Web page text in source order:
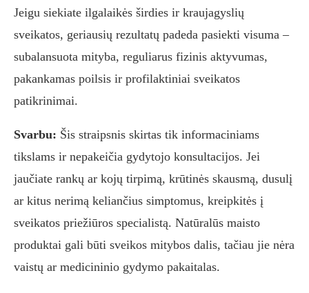
Jeigu siekiate ilgalaikės širdies ir kraujagyslių
sveikatos, geriausių rezultatų padeda pasiekti visuma –
subalansuota mityba, reguliarus fizinis aktyvumas,
pakankamas poilsis ir profilaktiniai sveikatos
patikrinimai.
Svarbu: Šis straipsnis skirtas tik informaciniams
tikslams ir nepakeičia gydytojo konsultacijos. Jei
jaučiate rankų ar kojų tirpimą, krūtinės skausmą, dusulį
ar kitus nerimą keliančius simptomus, kreipkitės į
sveikatos priežiūros specialistą. Natūralūs maisto
produktai gali būti sveikos mitybos dalis, tačiau jie nėra
vaistų ar medicininio gydymo pakaitalas.